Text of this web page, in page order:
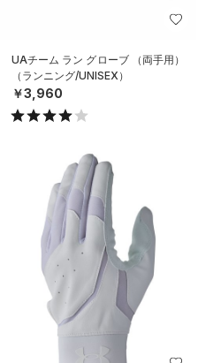
UAチーム ラン グローブ （両手用）
（ランニング/UNISEX）
￥3,960